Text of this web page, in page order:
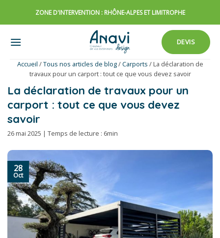
ZONE D'INTERVENTION : RHÔNE-ALPES ET LIMITROPHE
DEVIS
Accueil /Tous nos articles de blog/Carports / La déclaration de
travaux pour un carport : tout ce que vous devez savoir
La déclaration de travaux pour un
carport : tout ce que vous devez
savoir
26 mai 2025 | Temps de lecture : 6min
28
Oct